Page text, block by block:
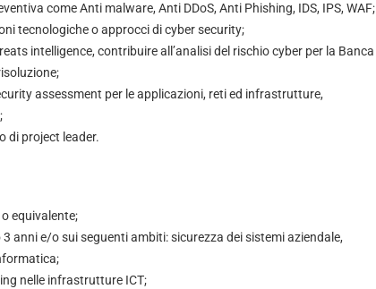
come Anti malware, Anti DDoS, Anti Phishing, IDS, IPS, WAF;
tecnologiche o approcci di cyber security;
intelligence, contribuire all’analisi del rischio cyber per la Banca
assessment per le applicazioni, reti ed infrastrutture,
di project leader.
equivalente;
anni e/o sui seguenti ambiti: sicurezza dei sistemi aziendale,
nelle infrastrutture ICT;